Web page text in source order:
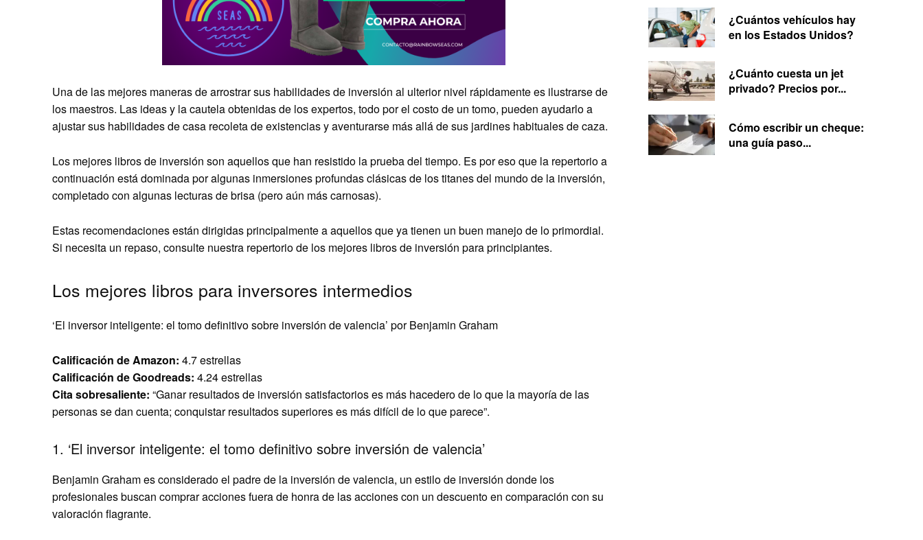
Una de las mejores maneras de arrostrar sus habilidades de inversión al ulterior nivel rápidamente es ilustrarse de
los maestros. Las ideas y la cautela obtenidas de los expertos, todo por el costo de un tomo, pueden ayudarlo a
ajustar sus habilidades de casa recoleta de existencias y aventurarse más allá de sus jardines habituales de caza.
Los mejores libros de inversión son aquellos que han resistido la prueba del tiempo. Es por eso que la repertorio a
continuación está dominada por algunas inmersiones profundas clásicas de los titanes del mundo de la inversión,
completado con algunas lecturas de brisa (pero aún más carnosas).
Estas recomendaciones están dirigidas principalmente a aquellos que ya tienen un buen manejo de lo primordial.
Si necesita un repaso, consulte nuestra repertorio de los mejores libros de inversión para principiantes.
Los mejores libros para inversores intermedios
‘El inversor inteligente: el tomo definitivo sobre inversión de valencia’ por Benjamin Graham
Calificación de Amazon: 4.7 estrellas
Calificación de Goodreads: 4.24 estrellas
Cita sobresaliente: “Ganar resultados de inversión satisfactorios es más hacedero de lo que la mayoría de las
personas se dan cuenta; conquistar resultados superiores es más difícil de lo que parece”.
1. ‘El inversor inteligente: el tomo definitivo sobre inversión de valencia’
Benjamin Graham es considerado el padre de la inversión de valencia, un estilo de inversión donde los
profesionales buscan comprar acciones fuera de honra de las acciones con un descuento en comparación con su
valoración flagrante.
¿Cuántos vehículos hay
en los Estados Unidos?
¿Cuánto cuesta un jet
privado? Precios por...
Cómo escribir un cheque:
una guía paso...